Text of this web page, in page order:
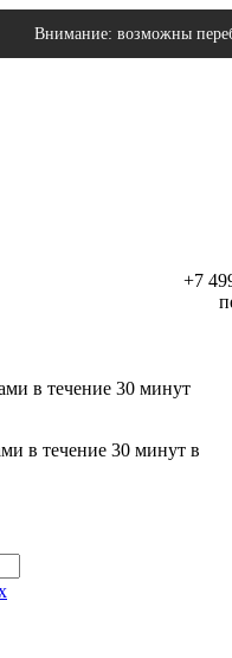
Внимание: возможны
+7
в течение 30 минут
в течение 30 минут в